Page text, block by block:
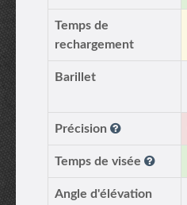
Temps de
rechargement
Barillet
Précision
Temps de visée
Angle d'élévation